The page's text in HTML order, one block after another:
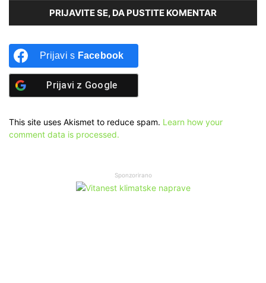
PRIJAVITE SE, DA PUSTITE KOMENTAR
Prijavi s Facebook
Prijavi z Google
This site uses Akismet to reduce spam. Learn how your
comment data is processed.
Sponzorirano